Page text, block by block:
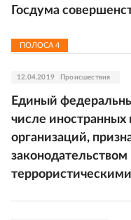
Госдума
ПОЛОСА 4
12.04.2019 Происшествия
Единый
числе
организаций,
террористическими